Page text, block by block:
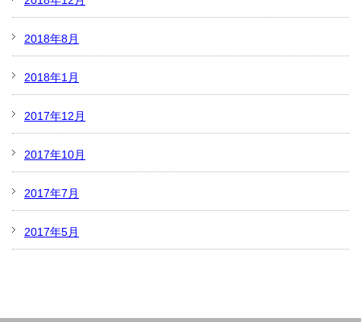
2018年8月
2018年1月
2017年12月
2017年10月
2017年7月
2017年5月